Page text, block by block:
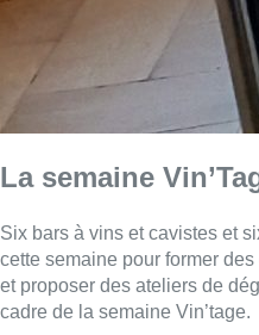
La semaine
Six bars à vins et cavistes et
cette semaine pour former
et proposer des ateliers de
cadre de la semaine Vin’tage.